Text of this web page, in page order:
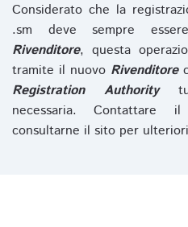
Considerato che la
.sm deve sempre
Rivenditore, questa
tramite il nuovo Rivenditore
Registration Authority
necessaria. Contattare
consultarne il sito per